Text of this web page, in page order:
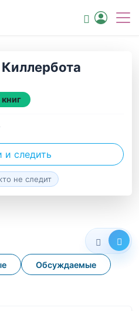
книг
и следить
не следит
Обсуждаемые